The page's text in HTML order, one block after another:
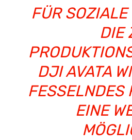
SOZIALE
AVATA WIRD
SELNDES
E WELT